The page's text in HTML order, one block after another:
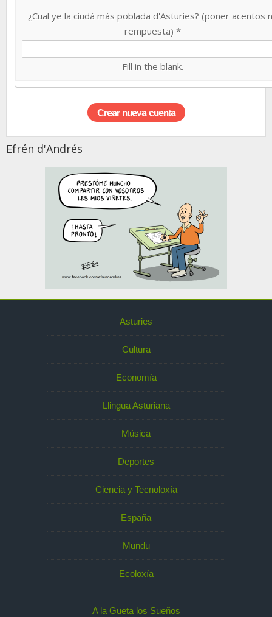
¿Cual ye la ciudá más poblada d'Asturies? (poner acentos
rempuesta) *
Fill in the blank.
Efrén d'Andrés
Asturies
Cultura
Economía
Llingua Asturiana
Música
Deportes
Ciencia y Tecnoloxía
España
Mundu
Ecoloxía
A la Gueta los Sueños